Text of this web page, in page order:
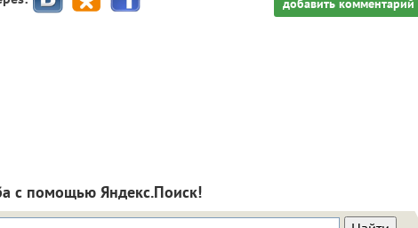
добавить комментарий
с помощью Яндекс.Поиск!